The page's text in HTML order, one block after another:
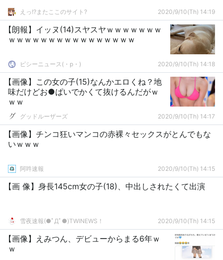
えっ!?またここのサイト? 2020/9/10(Th) 14:19
【朗報】イッヌ(14)スヤスヤｗｗｗｗｗｗｗ
ｗｗｗｗｗｗｗｗｗｗｗｗｗｗｗｗ
ピシーニュース(・p・)ゞ 2020/9/10(Th) 14:18
【画像】この女の子(15)なんかエロくね？地
味だけどお●ぱいでかくて抜けるんだがｗ
ｗｗ
グッドルーザーズ 2020/9/10(Th) 14:17
【画像】チンコ狂いマンコの赤裸々セックスがとんでもな
いｗｗｗ
阿吽速報 2020/9/10(Th) 14:15
【画 像】身長145cm女の子(18)、中出しされたくて出演
雪夜速報(●ﾟДﾟ●)TWINEWS！ 2020/9/10(Th) 14:15
【画像】えみつん、デビューからまる6年ｗ
ｗ